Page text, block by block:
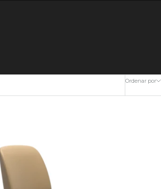
Ordenar por